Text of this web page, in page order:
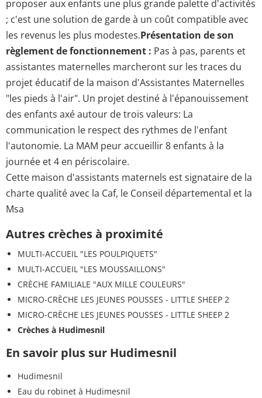
proposer aux enfants une plus grande palette d'activités
; c'est une solution de garde à un coût compatible avec
les revenus les plus modestes.Présentation de son
règlement de fonctionnement : Pas à pas, parents et
assistantes maternelles marcheront sur les traces du
projet éducatif de la maison d'Assistantes Maternelles
"les pieds à l'air". Un projet destiné à l'épanouissement
des enfants axé autour de trois valeurs: La
communication le respect des rythmes de l'enfant
l'autonomie. La MAM peur accueillir 8 enfants à la
journée et 4 en périscolaire.
Cette maison d'assistants maternels est signataire de la
charte qualité avec la Caf, le Conseil départemental et la
Msa
Autres crèches à proximité
MULTI-ACCUEIL "LES POULPIQUETS"
MULTI-ACCUEIL "LES MOUSSAILLONS"
CRÈCHE FAMILIALE "AUX MILLE COULEURS"
MICRO-CRÈCHE LES JEUNES POUSSES - LITTLE SHEEP 2
MICRO-CRÈCHE LES JEUNES POUSSES - LITTLE SHEEP 2
Crèches à Hudimesnil
En savoir plus sur Hudimesnil
Hudimesnil
Eau du robinet à Hudimesnil